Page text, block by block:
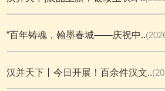
“百年铸魂，翰墨春城——庆祝中..
汉并天下丨今日开展！百余件汉文..